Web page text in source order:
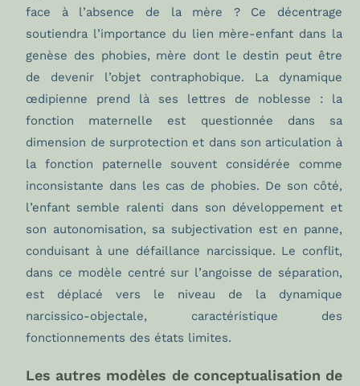
face à l’absence de la mère ? Ce décentrage
soutiendra l’importance du lien mère-enfant dans la
genèse des phobies, mère dont le destin peut être
de devenir l’objet contraphobique. La dynamique
œdipienne prend là ses lettres de noblesse : la
fonction maternelle est questionnée dans sa
dimension de surprotection et dans son articulation à
la fonction paternelle souvent considérée comme
inconsistante dans les cas de phobies. De son côté,
l’enfant semble ralenti dans son développement et
son autonomisation, sa subjectivation est en panne,
conduisant à une défaillance narcissique. Le conflit,
dans ce modèle centré sur l’angoisse de séparation,
est déplacé vers le niveau de la dynamique
narcissico-objectale, caractéristique des
fonctionnements des états limites.
Les autres modèles de conceptualisation de